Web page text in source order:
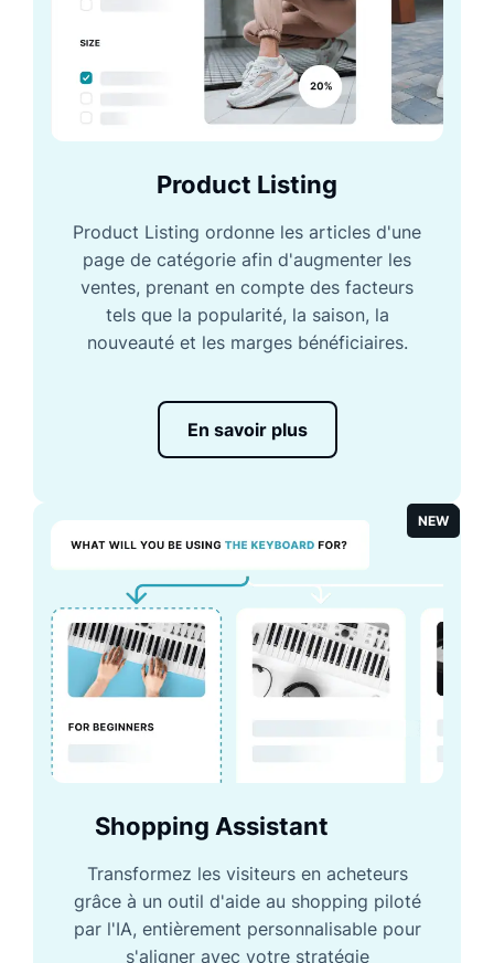
Product Listing
Product Listing ordonne les articles d'une
page de catégorie afin d'augmenter les
ventes, prenant en compte des facteurs
tels que la popularité, la saison, la
nouveauté et les marges bénéficiaires.
En savoir plus
NEW
Shopping Assistant
Transformez les visiteurs en acheteurs
grâce à un outil d'aide au shopping piloté
par l'IA, entièrement personnalisable pour
s'aligner avec votre stratégie